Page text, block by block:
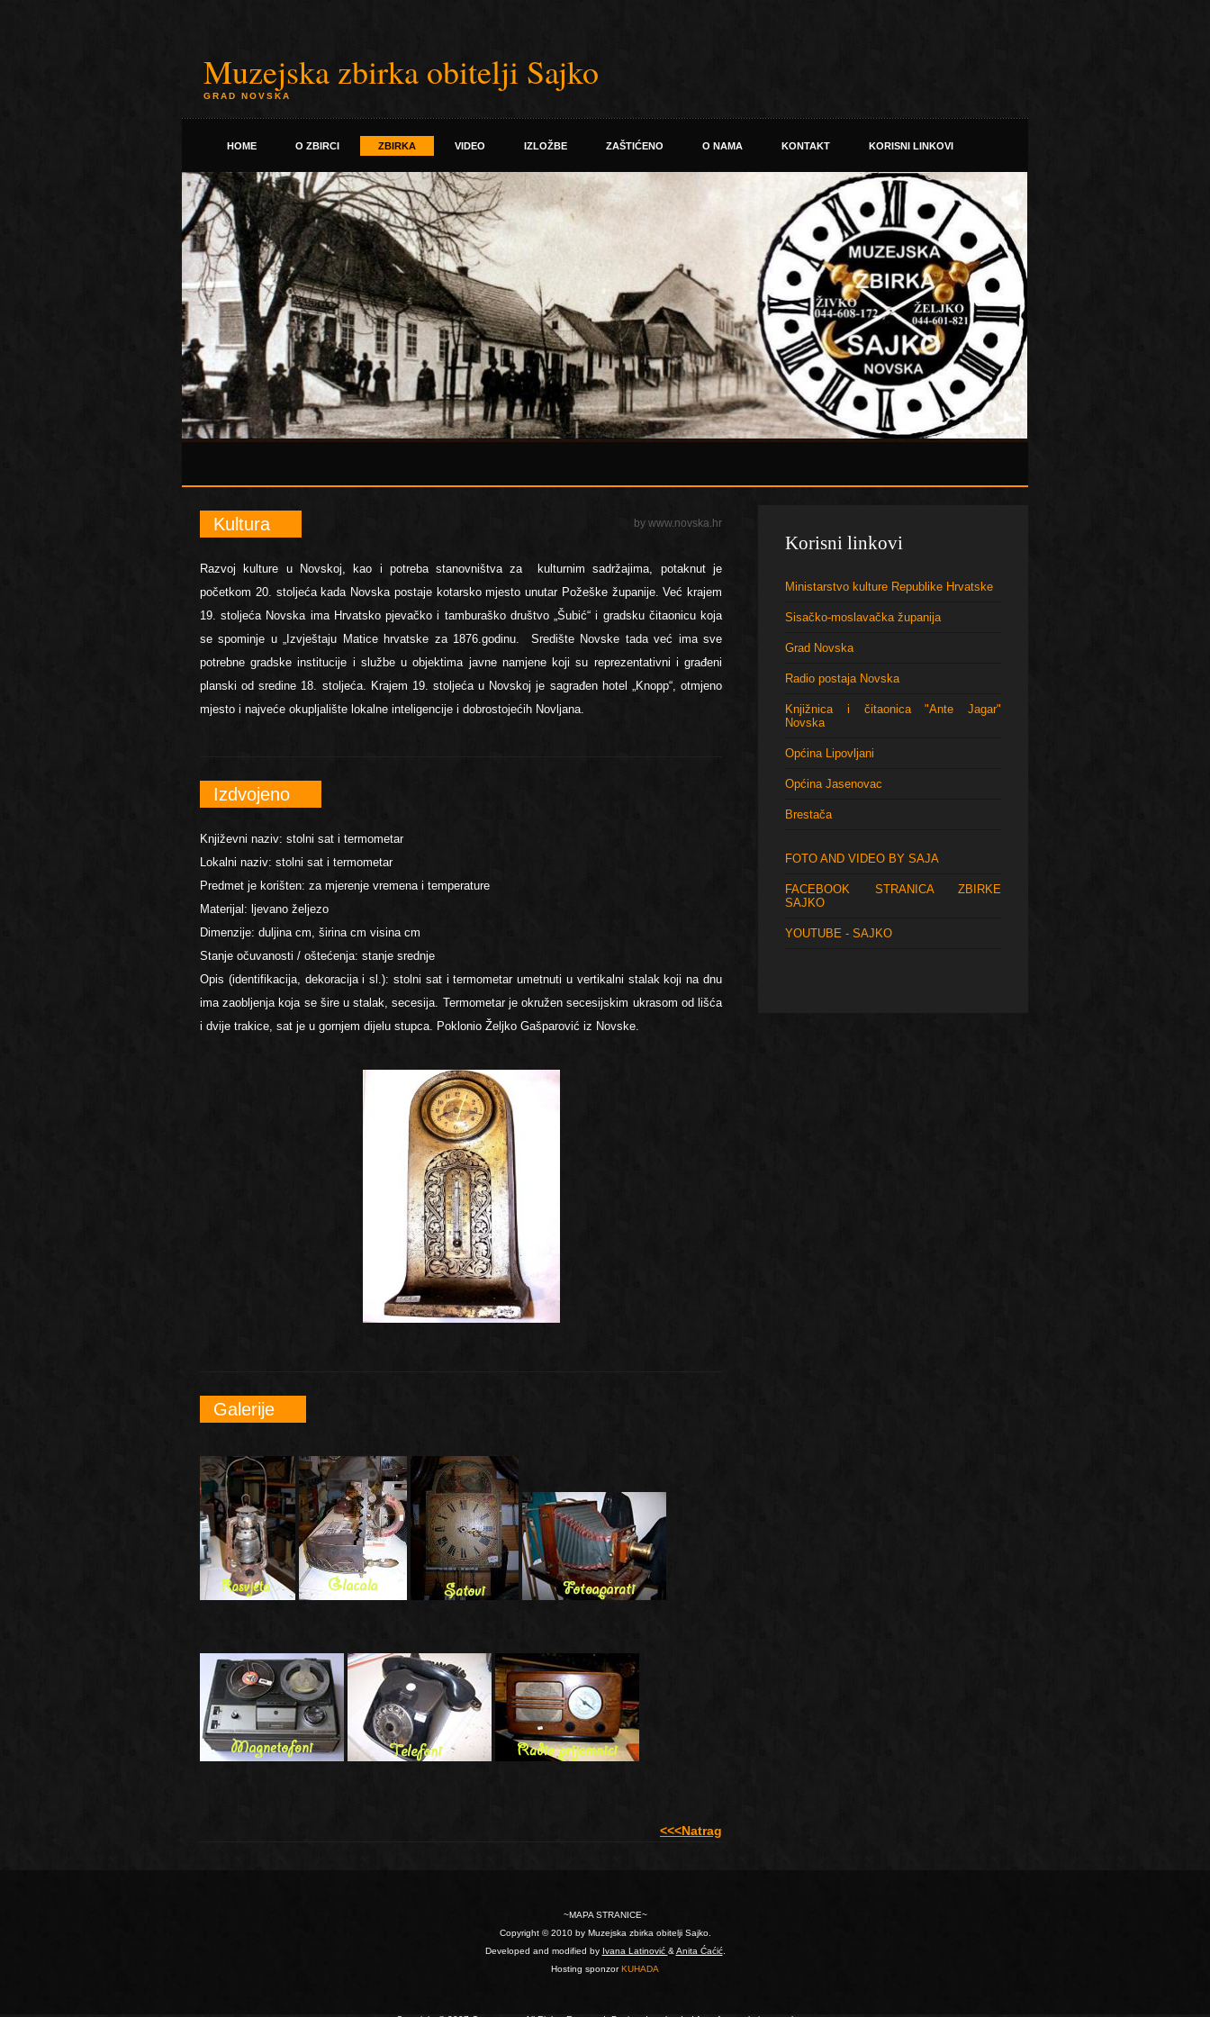
Muzejska zbirka obitelji Sajko
GRAD NOVSKA
HOME O ZBIRCI ZBIRKA VIDEO IZLOŽBE ZAŠTIĆENO O NAMA KONTAKT KORISNI LINKOVI
Kultura by www.novska.hr
Razvoj kulture u Novskoj, kao i potreba stanovništva za kulturnim sadržajima, potaknut je
početkom 20. stoljeća kada Novska postaje kotarsko mjesto unutar Požeške županije. Već krajem
19. stoljeća Novska ima Hrvatsko pjevačko i tamburaško društvo „Šubić“ i gradsku čitaonicu koja
se spominje u „Izvještaju Matice hrvatske za 1876.godinu. Središte Novske tada već ima sve
potrebne gradske institucije i službe u objektima javne namjene koji su reprezentativni i građeni
planski od sredine 18. stoljeća. Krajem 19. stoljeća u Novskoj je sagrađen hotel „Knopp“, otmjeno
mjesto i najveće okupljalište lokalne inteligencije i dobrostojećih Novljana.
Izdvojeno
Književni naziv: stolni sat i termometar
Lokalni naziv: stolni sat i termometar
Predmet je korišten: za mjerenje vremena i temperature
Materijal: ljevano željezo
Dimenzije: duljina cm, širina cm visina cm
Stanje očuvanosti / oštećenja: stanje srednje
Opis (identifikacija, dekoracija i sl.): stolni sat i termometar umetnuti u vertikalni stalak koji na dnu
ima zaobljenja koja se šire u stalak, secesija. Termometar je okružen secesijskim ukrasom od lišća
i dvije trakice, sat je u gornjem dijelu stupca. Poklonio Željko Gašparović iz Novske.
Galerije
<<<Natrag
Korisni linkovi
Ministarstvo kulture Republike Hrvatske
Sisačko-moslavačka županija
Grad Novska
Radio postaja Novska
Knjižnica i čitaonica "Ante Jagar"
Novska
Općina Lipovljani
Općina Jasenovac
Brestača
FOTO AND VIDEO BY SAJA
FACEBOOK STRANICA ZBIRKE
SAJKO
YOUTUBE - SAJKO
~MAPA STRANICE~
Copyright © 2010 by Muzejska zbirka obitelji Sajko.
Developed and modified by Ivana Latinović & Anita Ćaćić.
Hosting sponzorKUHADA